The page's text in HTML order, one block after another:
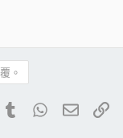
。
TumblrWhatsApp
電子